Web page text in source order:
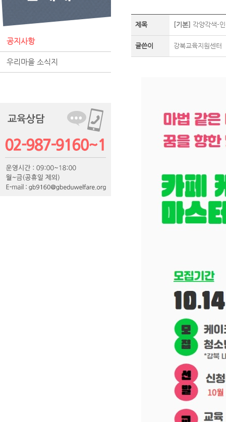
공지사항
우리마을 소식지
제목 [기본] 각양각색-
글쓴이 강북교육지원센터